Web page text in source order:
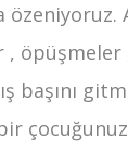
, öpüşmeler
başını